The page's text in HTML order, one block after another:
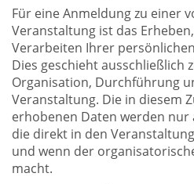
Für eine Anmeldung zu einer
Veranstaltung ist das
Verarbeiten Ihrer
Dies geschieht ausschließlich
Organisation, Durchführung
Veranstaltung. Die in diesem
erhobenen Daten werden
die direkt in den
und wenn der
macht.